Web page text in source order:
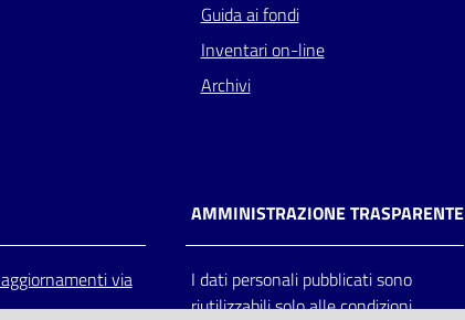
Guida ai fondi
Inventari on-line
Archivi
via
AMMINISTRAZIONE TRASPARENTE
I dati personali pubblicati sono
riutilizzabili solo alle condizioni